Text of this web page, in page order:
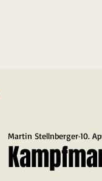
Martin Stellnberger10.